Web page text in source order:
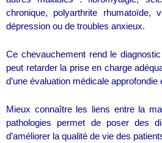
chronique, polyarthrite rhumatoïde,
dépression ou de troubles anxieux.
Ce chevauchement rend le
peut retarder la prise en charge
d’une évaluation médicale approfondie
Mieux connaître les liens entre la
pathologies permet de poser des
d’améliorer la qualité de vie des